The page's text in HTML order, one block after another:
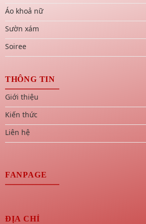
Áo khoả nữ
Sườn xám
Soiree
THÔNG TIN
Giới thiệu
Kiến thức
Liên hệ
FANPAGE
ĐỊA CHỈ